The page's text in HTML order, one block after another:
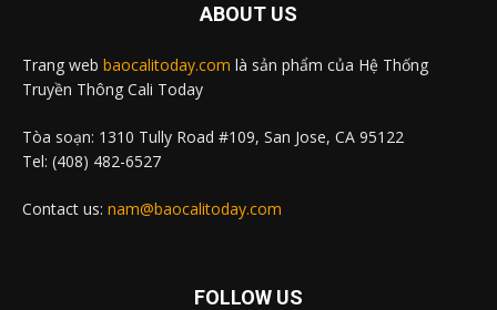
ABOUT US
Trang web baocalitoday.com là sản phẩm của Hệ Thống
Truyền Thông Cali Today
Tòa soạn: 1310 Tully Road #109, San Jose, CA 95122
Tel: (408) 482-6527
Contact us: nam@baocalitoday.com
FOLLOW US